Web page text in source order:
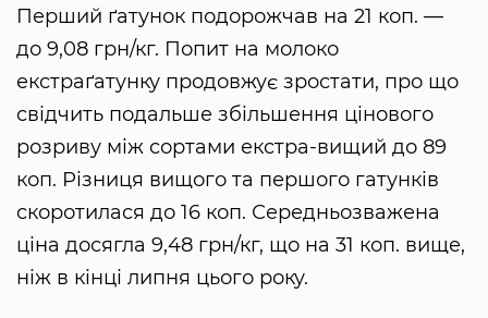
Перший ґатунок подорожчав на 21 коп. —
до 9,08 грн/кг. Попит на молоко
екстраґатунку продовжує зростати, про що
свідчить подальше збільшення цінового
розриву між сортами екстра-вищий до 89
коп. Різниця вищого та першого гатунків
скоротилася до 16 коп. Середньозважена
ціна досягла 9,48 грн/кг, що на 31 коп. вище,
ніж в кінці липня цього року.